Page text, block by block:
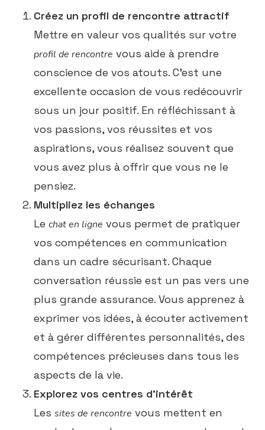
Créez un profil de rencontre attractif
Mettre en valeur vos qualités sur votre
profil de rencontre vous aide à prendre
conscience de vos atouts. C’est une
excellente occasion de vous redécouvrir
sous un jour positif. En réfléchissant à
vos passions, vos réussites et vos
aspirations, vous réalisez souvent que
vous avez plus à offrir que vous ne le
pensiez.
Multipliez les échanges
Le chat en ligne vous permet de pratiquer
vos compétences en communication
dans un cadre sécurisant. Chaque
conversation réussie est un pas vers une
plus grande assurance. Vous apprenez à
exprimer vos idées, à écouter activement
et à gérer différentes personnalités, des
compétences précieuses dans tous les
aspects de la vie.
Explorez vos centres d’intérêt
Les sites de rencontre vous mettent en